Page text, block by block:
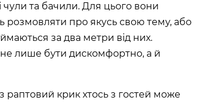
чули та бачили. Для цього вони
розмовляти про якусь свою тему, або
за два метри від них.
лише бути дискомфортно, а й
крик хтось з гостей може